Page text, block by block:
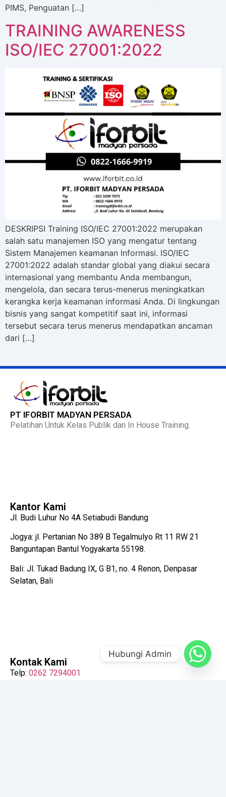
PIMS, Penguatan […]
TRAINING AWARENESS
ISO/IEC 27001:2022
DESKRIPSI Training ISO/IEC 27001:2022 merupakan
salah satu manajemen ISO yang mengatur tentang
Sistem Manajemen keamanan Informasi. ISO/IEC
27001:2022 adalah standar global yang diakui secara
internasional yang membantu Anda membangun,
mengelola, dan secara terus-menerus meningkatkan
kerangka kerja keamanan informasi Anda. Di lingkungan
bisnis yang sangat kompetitif saat ini, informasi
tersebut secara terus menerus mendapatkan ancaman
dari […]
PT IFORBIT MADYAN PERSADA
Pelatihan Untuk Kelas Publik dan In House Training.
Kantor Kami
Jl. Budi Luhur No 4A Setiabudi Bandung
Jogya: jl. Pertanian No 389 B Tegalmulyo Rt 11 RW 21
Banguntapan Bantul Yogyakarta 55198.
Bali: Jl. Tukad Badung IX, G B1, no. 4 Renon, Denpasar
Selatan, Bali
Kontak Kami
Telp: 0262 7294001
Hubungi Admin